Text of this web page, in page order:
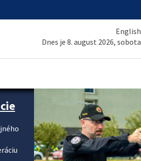
English
Dnes je 8. august 2026, sobota